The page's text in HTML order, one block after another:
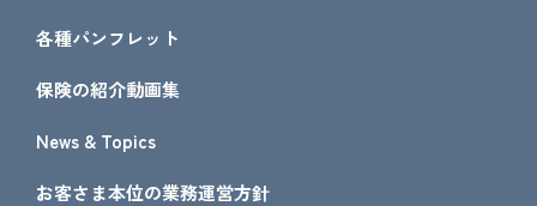
各種パンフレット
保険の紹介動画集
News & Topics
お客さま本位の業務運営方針